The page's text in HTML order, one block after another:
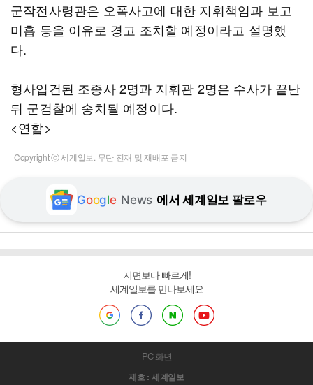
군작전사령관은 오폭사고에 대한 지휘책임과 보고
미흡 등을 이유로 경고 조치할 예정이라고 설명했
다.
형사입건된 조종사 2명과 지휘관 2명은 수사가 끝난
뒤 군검찰에 송치될 예정이다.
<연합>
Copyright ⓒ 세계일보. 무단 전재 및 재배포 금지
Google News 에서 세계일보 팔로우
지면보다 빠르게!
세계일보를 만나보세요
PC 화면
제호 : 세계일보